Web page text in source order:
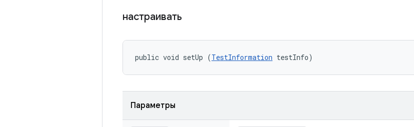
настраивать
public void setUp (TestInformation testInfo)
Параметры